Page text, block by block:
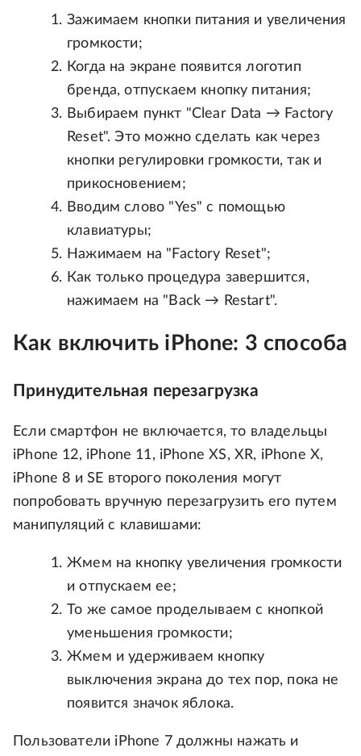
Зажимаем кнопки питания и увеличения
громкости;
Когда на экране появится логотип
бренда, отпускаем кнопку питания;
Выбираем пункт "Clear Data → Factory
Reset". Это можно сделать как через
кнопки регулировки громкости, так и
прикосновением;
Вводим слово "Yes" с помощью
клавиатуры;
Нажимаем на "Factory Reset";
Как только процедура завершится,
нажимаем на "Back → Restart".
Как включить iPhone: 3 способа
Принудительная перезагрузка
Если смартфон не включается, то владельцы
iPhone 12, iPhone 11, iPhone XS, XR, iPhone X,
iPhone 8 и SE второго поколения могут
попробовать вручную перезагрузить его путем
манипуляций с клавишами:
Жмем на кнопку увеличения громкости
и отпускаем ее;
То же самое проделываем с кнопкой
уменьшения громкости;
Жмем и удерживаем кнопку
выключения экрана до тех пор, пока не
появится значок яблока.
Пользователи iPhone 7 должны нажать и